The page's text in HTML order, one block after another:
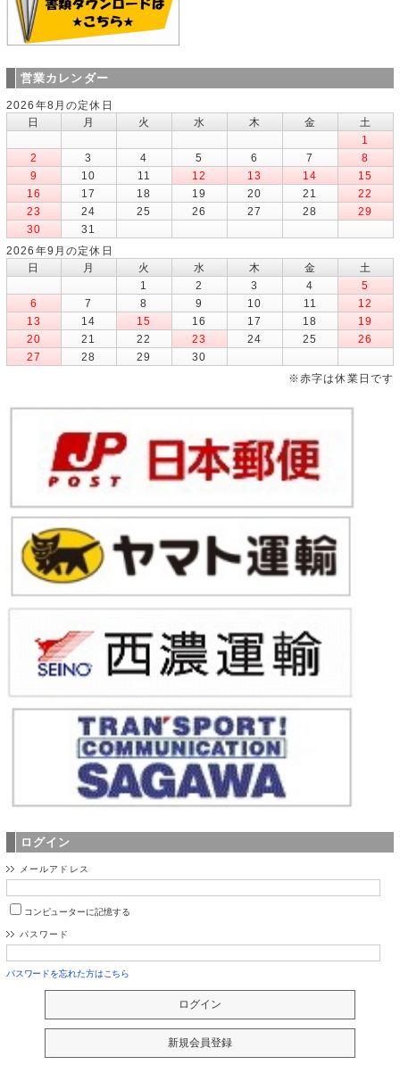
営業カレンダー
2026年8月の定休日
日
月 火 水 木 金
土
1
2
3 4 5 6 7
8
9
10 11 12 13 14
15
16
17 18 19 20 21
22
23
24 25 26 27 28
29
30
31
2026年9月の定休日
日
月 火 水 木 金
土
1
2 3 4
5
6
7 8 9 10 11
12
13
14 15 16 17 18
19
20
21 22 23 24 25
26
27
28 29
30
※赤字は休業日です
ログイン
メールアドレス
コンピューターに記憶する
パスワード
パスワードを忘れた方はこちら